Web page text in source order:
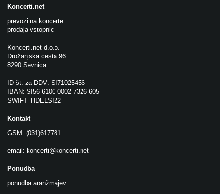
Koncerti.net
prevozi na koncerte
prodaja vstopnic
Koncerti.net d.o.o.
Drožanjska cesta 96
8290 Sevnica
ID št. za DDV: SI71025456
IBAN: SI56 6100 0002 7326 605
SWIFT: HDELSI22
Kontakt
GSM: (031)617781
email: koncerti@koncerti.net
Ponudba
ponudba aranžmajev